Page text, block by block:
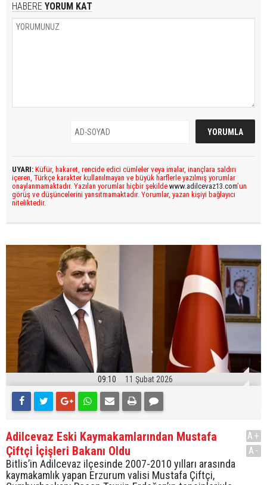
HABERE YORUM KAT
UYARI: Küfür, hakaret, rencide edici cümleler veya imalar, inançlara saldırı
içeren, Türkçe karakter kullanılmayan ve büyük harflerle yazılmış yorumlar
onaylanmamaktadır. Yazılan yorumlar hiçbir şekilde www.adilcevaz13.com’un
görüş ve düşüncelerini yansıtmamaktadır. Yorumlar, yazan kişiyi bağlayıcı
niteliktedir.
09:10 11 Şubat 2026
Adilcevaz Eski Kaymakamlarından Mustafa
Çiftçi İçişleri Bakanı Oldu
Bitlis’in Adilcevaz ilçesinde 2007-2010 yılları arasında
kaymakamlık yapan Erzurum valisi Mustafa Çiftçi,
A+
A-